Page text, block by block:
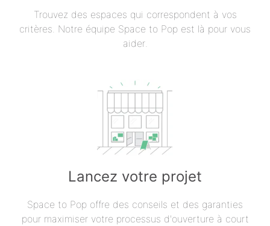
Trouvez des espaces qui correspondent à vos
critères. Notre équipe Space to Pop est là pour vous
aider.
Lancez votre projet
Space to Pop offre des conseils et des garanties
pour maximiser votre processus d'ouverture à court